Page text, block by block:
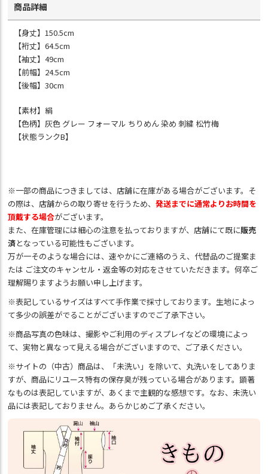
商品詳細
【身丈】150.5cm
【裄丈】64.5cm
【袖丈】49cm
【前幅】24.5cm
【後幅】30cm
【素材】絹
【色柄】灰色 グレー フォーマル ちりめん 染め 刺繍 松竹梅
【状態ランクB】
※一部の商品につきましては、店舗に在庫がある場合がございます。そ
の際は、店舗からの取り寄せを行うため、発送までに通常よりお時間を
頂戴する場合がございます。
また、在庫管理には細心の注意を払っておりますが、店舗にて既に販売
済となっている可能性もございます。
万が一そのような場合には、速やかにご連絡のうえ、代替品のご提案ま
たは ご注文のキャンセル・返金等の対応をさせていただきます。何卒ご
理解賜りますようお願い申し上げます。
※表記しているサイズはすべて手作業で採寸しております。生地によっ
て多少の誤差がでることがございますのでご了承下さい。
※商品写真の色味は、撮影やご利用のディスプレイなどの環境によっ
て、実物と異なって見える場合がございますので、ご了承ください。
※サイトの（中古）商品は、「未洗い」を除いて、丸洗いをしてありま
すが、商品にリユース特有の保存臭が残っている場合があります。顕著
なものは表記していますが、あくまで主観的な感想です。なお、未洗い
品には表記しておりません。あらかじめご了承ください。